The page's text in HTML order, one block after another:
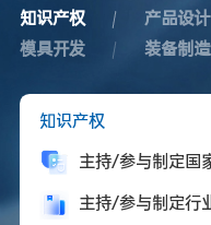
企业文化
航空
成都盛帮
双核科技
知识产权 产品设计
模具开发
装备制造
知识产权
主持/参与制定国
主持/参与制定行